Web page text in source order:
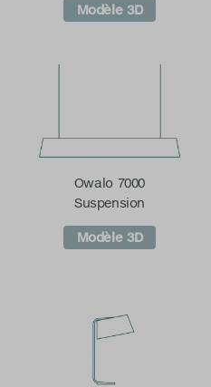
Modèle 3D
Owalo 7000
Suspension
Modèle 3D